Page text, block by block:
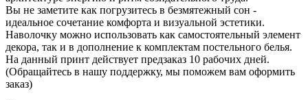
Вы не заметите как погрузитесь в безмятежный сон -
идеальное сочетание комфорта и визуальной эстетики.
Наволочку можно использовать как самостоятельный элемент
декора, так и в дополнение к комплектам постельного белья.
На данный принт действует предзаказ 10 рабочих дней.
(Обращайтесь в нашу поддержку, мы поможем вам оформить
заказ)